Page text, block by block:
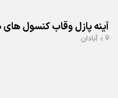
آینه پازل وقاب کنسول های
آبادان